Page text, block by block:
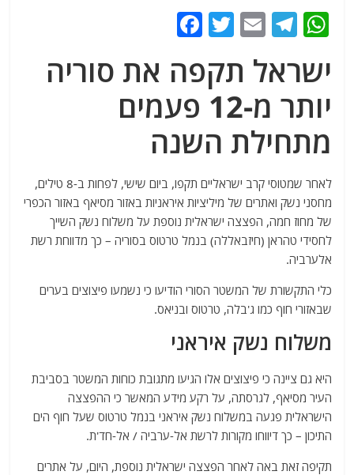
W
at
s
A
p
p
T
e
g
ra
m
E
ai
l
T
itt
er
c
e
b
o
o
k
ישראל תקפה את סוריה
יותר מ-12 פעמים
מתחילת השנה
לאחר שמטוסי קרב ישראליים תקפו, ביום שישי, לפחות ב-8 טילים,
מחסני נשק ואתרים של מיליציות איראניות באזור מסיאף באזור הכפרי
של מחוז חמה, הפצצה ישראלית נוספת על משלוח נשק השייך
לחסידי טהראן (חיזבאללה) בנמל טרטוס בסוריה – כך מדווחת רשת
אלערביה.
כלי התקשורת של המשטר הסורי הודיעו כי נשמעו פיצוצים בערים
שבאזורי חוף כמו ג'בלה, טרטוס ובניאס.
משלוח נשק איראני
היא גם ציינה כי פיצוצים אלו הגיעו מתגובת כוחות המשטר בסביבת
העיר מסיאף, לגרסתה, על רקע מידע המאשר כי ההפצצה
הישראלית פגעה במשלוח נשק איראני בנמל טרטוס שעל חוף הים
התיכון – כך דיווחו מקורות לרשת אל-ערביה / אל-חד'ת.
תקיפה זאת באה לאחר הפצצה ישראלית נוספת, היום, על אתרים